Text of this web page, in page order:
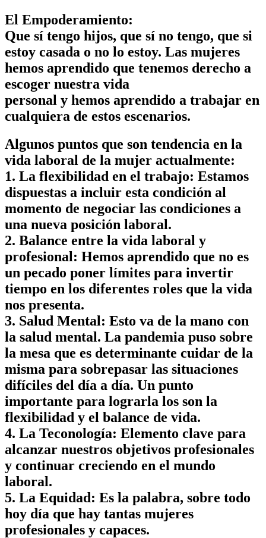
El Empoderamiento:
Que sí tengo hijos, que sí no tengo, que si
estoy casada o no lo estoy. Las mujeres
hemos aprendido que tenemos derecho a
escoger nuestra vida
personal y hemos aprendido a trabajar en
cualquiera de estos escenarios.
Algunos puntos que son tendencia en la
vida laboral de la mujer actualmente:
1. La flexibilidad en el trabajo: Estamos
dispuestas a incluir esta condición al
momento de negociar las condiciones a
una nueva posición laboral.
2. Balance entre la vida laboral y
profesional: Hemos aprendido que no es
un pecado poner límites para invertir
tiempo en los diferentes roles que la vida
nos presenta.
3. Salud Mental: Esto va de la mano con
la salud mental. La pandemia puso sobre
la mesa que es determinante cuidar de la
misma para sobrepasar las situaciones
difíciles del día a día. Un punto
importante para lograrla los son la
flexibilidad y el balance de vida.
4. La Teconología: Elemento clave para
alcanzar nuestros objetivos profesionales
y continuar creciendo en el mundo
laboral.
5. La Equidad: Es la palabra, sobre todo
hoy día que hay tantas mujeres
profesionales y capaces.